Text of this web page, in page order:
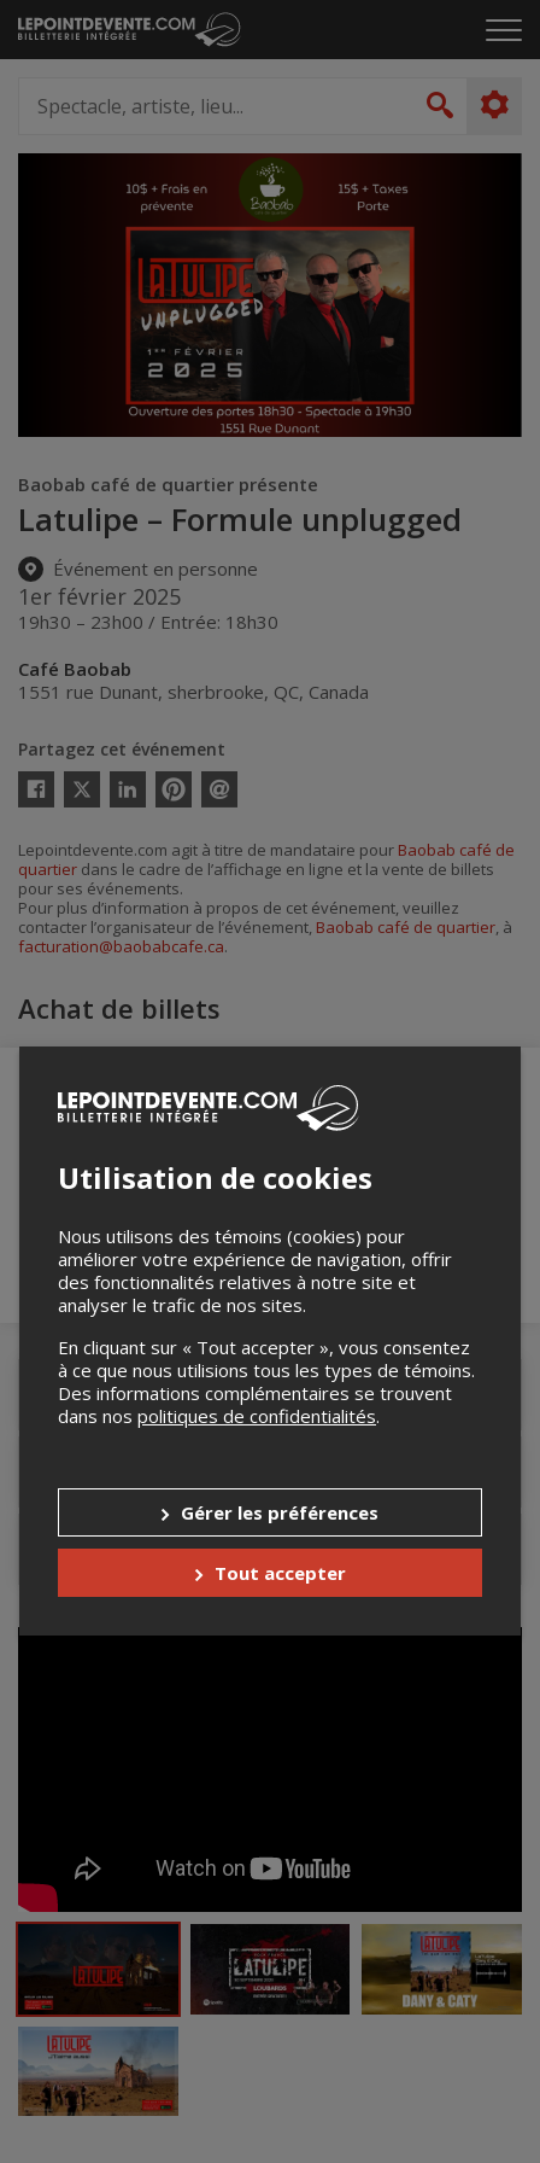
Passer
au
le
artiste,
lieu...
Baobab café de quartier présente
Latulipe – Formule unplugged
Événement en personne
1er février 2025
19h30 – 23h00 / Entrée: 18h30
Café Baobab
1551 rue Dunant, sherbrooke, QC, Canada
Partagez cet événement
Twitter
courriel
Lepointdevente.com agit à titre de mandataire pour Baobab café de
quartier dans le cadre de l’affichage en ligne et la vente de billets
pour ses événements.
Pour plus d’information à propos de cet événement, veuillez
contacter l’organisateur de l’événement, Baobab café de quartier, à
facturation@baobabcafe.ca.
Achat de billets
robot ci-bas.
Détails de l'événement
Contacter l'organisateur
Utilisation de cookies
Nous utilisons des témoins (cookies) pour
améliorer votre expérience de navigation, offrir
des fonctionnalités relatives à notre site et
analyser le trafic de nos sites.
En cliquant sur « Tout accepter », vous consentez
à ce que nous utilisions tous les types de témoins.
Des informations complémentaires se trouvent
dans nos politiques de confidentialités.
Gérer les préférences
Tout accepter